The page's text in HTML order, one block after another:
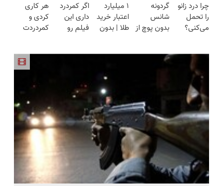
بدون سود و
کارمزد!
محوش کن!
ترمیم کننده
23 روزه
ساخت!
گروه اسنپ
در ۱۴۰۴
فقط امروز
حراج شد🔥
پرداخت
چرا درد زانو
را تحمل
می‌کنی؟
درمانش کن
گردونه
شانس
بدون پوچ از
بیت کوین
۱ میلیارد
اعتبار خرید
طلا | بدون
اگر کمردرد
داری این
فیلم رو
هر کاری
کردی و
کمردردت
پرسشنامه و
دریافت راه